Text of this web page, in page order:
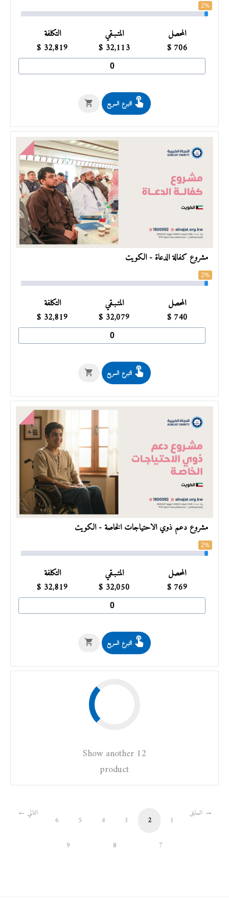
2%
المحصل
706
$
المتـبـقي
32,113
$
التكلفة
32,819
$
التبرع السريع
مشروع كفالة الدعاة - الكويت
2%
المحصل
740
$
المتـبـقي
32,079
$
التكلفة
32,819
$
التبرع السريع
مشروع دعم ذوي الاحتياجات الخاصة - الكويت
2%
المحصل
769
$
المتـبـقي
32,050
$
التكلفة
32,819
$
التبرع السريع
Show another 12
product
السابق
1
2
3
4
5
6
7
8
9
التالي